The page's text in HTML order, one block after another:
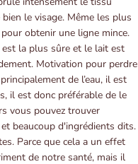
le visage. Même les plus
obtenir une ligne mince.
la plus sûre et le lait est
Motivation pour perdre
de l’eau, il est
il est donc préférable de le
vous pouvez trouver
beaucoup d'ingrédients dits.
Parce que cela a un effet
de notre santé, mais il